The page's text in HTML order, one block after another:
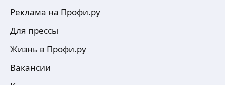
Реклама на Профи.ру
Для прессы
Жизнь в Профи.ру
Вакансии